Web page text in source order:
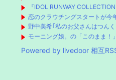
『IDOL RUNWAY
恋のクラウチングスタートが今
野中美希｢私のお父さんはつん
モーニング娘。の「このまま！
Powered by livedoor 相互